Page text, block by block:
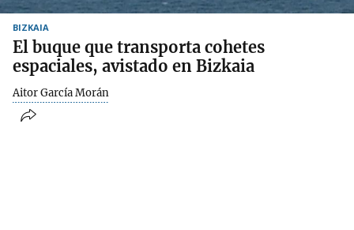
BIZKAIA
El buque que transporta cohetes
espaciales, avistado en Bizkaia
Aitor García Morán